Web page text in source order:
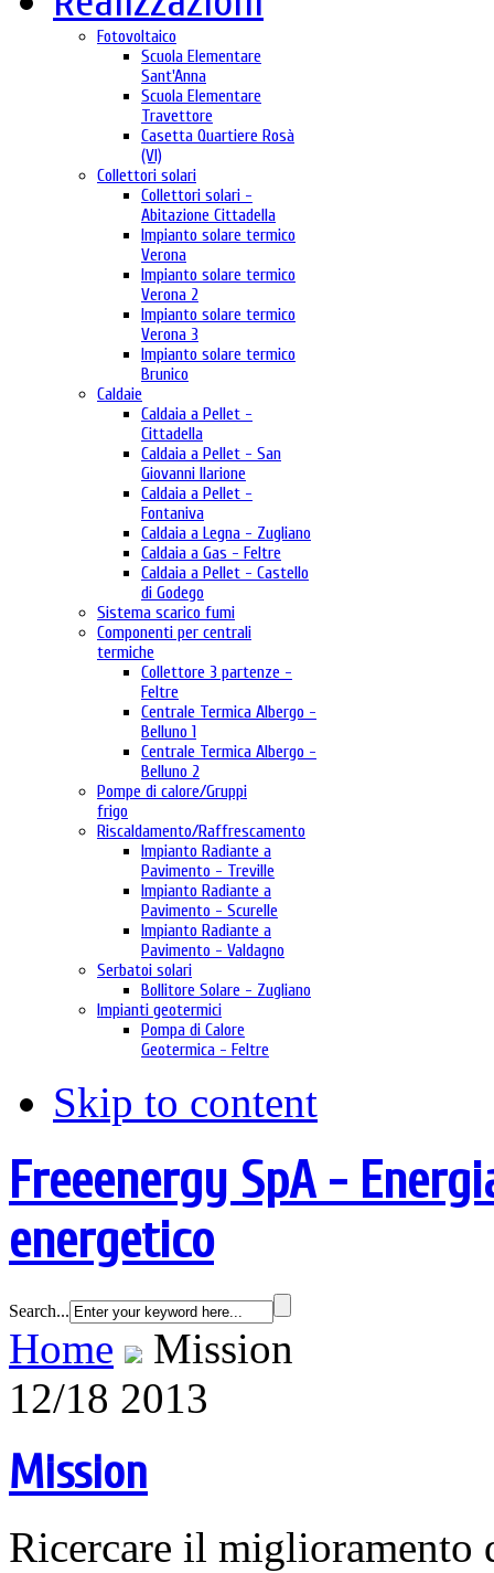
Fotovoltaico
Scuola Elementare
Sant'Anna
Scuola Elementare
Travettore
Casetta Quartiere Rosà
(VI)
Collettori solari
Collettori solari -
Abitazione Cittadella
Impianto solare termico
Verona
Impianto solare termico
Verona 2
Impianto solare termico
Verona 3
Impianto solare termico
Brunico
Caldaie
Caldaia a Pellet -
Cittadella
Caldaia a Pellet - San
Giovanni Ilarione
Caldaia a Pellet -
Fontaniva
Caldaia a Legna - Zugliano
Caldaia a Gas - Feltre
Caldaia a Pellet - Castello
di Godego
Sistema scarico fumi
Componenti per centrali
termiche
Collettore 3 partenze -
Feltre
Centrale Termica Albergo -
Belluno 1
Centrale Termica Albergo -
Belluno 2
Pompe di calore/Gruppi
frigo
Riscaldamento/Raffrescamento
Impianto Radiante a
Pavimento - Treville
Impianto Radiante a
Pavimento - Scurelle
Impianto Radiante a
Pavimento - Valdagno
Serbatoi solari
Bollitore Solare - Zugliano
Impianti geotermici
Pompa di Calore
Geotermica - Feltre
Skip to content
Freeenergy SpA -
energetico
Search...
Home
Mission
12/18 2013
Mission
Ricercare il miglioramento